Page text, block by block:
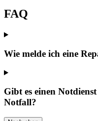
FAQ
Wie melde ich eine
Gibt es einen
Notfall?